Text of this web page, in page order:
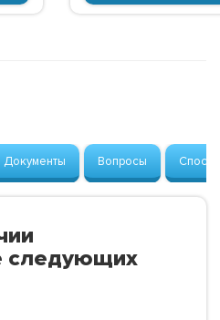
Документы Вопросы
следующих